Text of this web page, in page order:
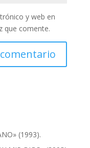
y web en
que comente.
(1993).